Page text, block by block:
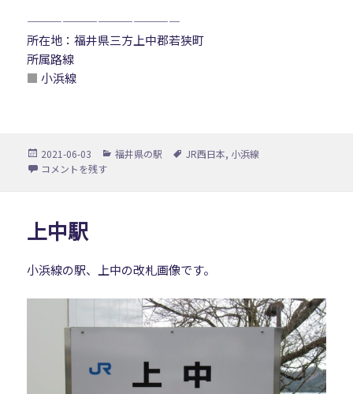
—————————————
所在地：福井県三方上中郡若狭町
所属路線
■ 小浜線
投
稿
2021-06-03
カ
福井県の駅
タ
JR西日本, 小浜線
若狭有田駅 に
コメントを残す
上中駅
小浜線の駅、上中の改札画像です。